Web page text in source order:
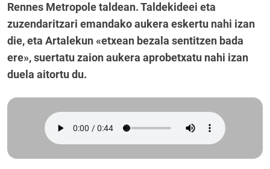
Rennes Metropole taldean. Taldekideei eta
zuzendaritzari emandako aukera eskertu nahi izan
die, eta Artalekun «etxean bezala sentitzen bada
ere», suertatu zaion aukera aprobetxatu nahi izan
duela aitortu du.